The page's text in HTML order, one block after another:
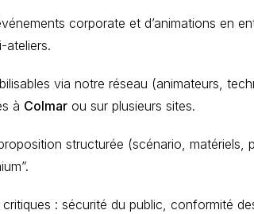
corporate et d’animations en
ateliers.
via notre réseau (animateurs,
à Colmar ou sur plusieurs sites.
structurée (scénario,
: sécurité du public, conformité